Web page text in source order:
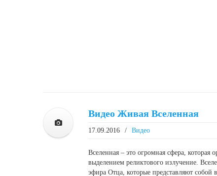
Видео Живая Вселенная
17.09.2016 / Видео
Вселенная – это огромная сфера, которая
выделением реликтового излучение.
эфира Отца, которые представляют